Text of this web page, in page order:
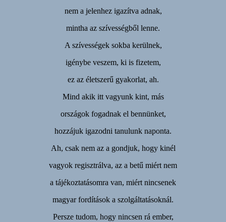
nem a jelenhez igazítva adnak,
mintha az szívességből lenne.
A szívességek sokba kerülnek,
igénybe veszem, ki is fizetem,
ez az életszerű gyakorlat, ah.
Mind akik itt vagyunk kint, más
országok fogadnak el bennünket,
hozzájuk igazodni tanulunk naponta.
Ah, csak nem az a gondjuk, hogy kinél
vagyok regisztrálva, az a betű miért nem
a tájékoztatásomra van, miért nincsenek
magyar fordítások a szolgáltatásoknál.
Persze tudom, hogy nincsen rá ember,